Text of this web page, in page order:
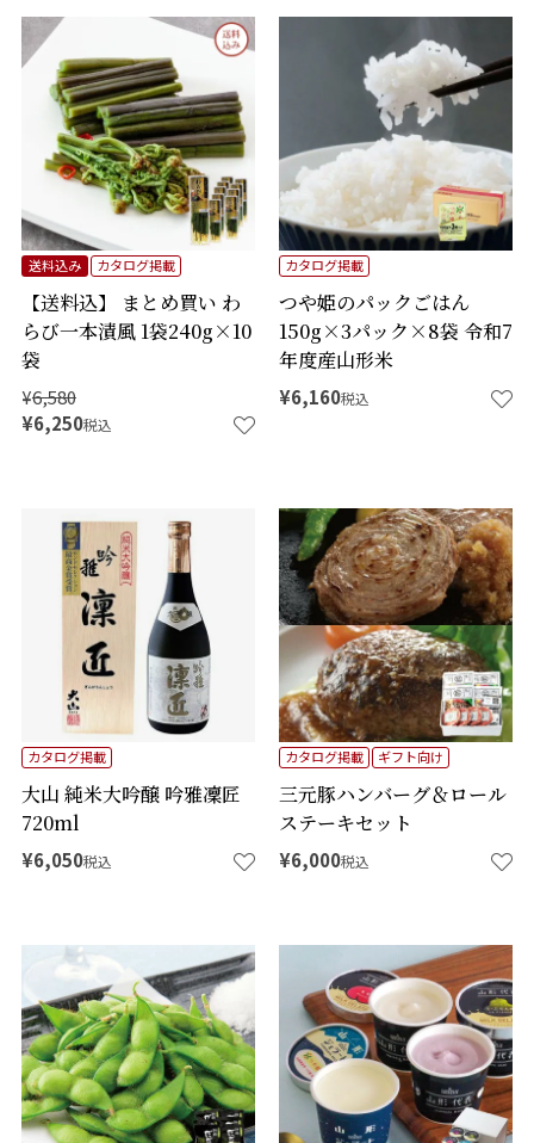
【送料込】 まとめ買い わ
らび一本漬風 1袋240g×10
袋
送料込み カタログ掲載
¥6,580
¥6,250税込
つや姫のパックごはん
150g×3パック×8袋 令和7
年度産山形米
カタログ掲載
¥6,160税込
大山 純米大吟醸 吟雅凜匠
720ml
カタログ掲載
¥6,050税込
三元豚ハンバーグ＆ロール
ステーキセット
カタログ掲載 ギフト向け
¥6,000税込